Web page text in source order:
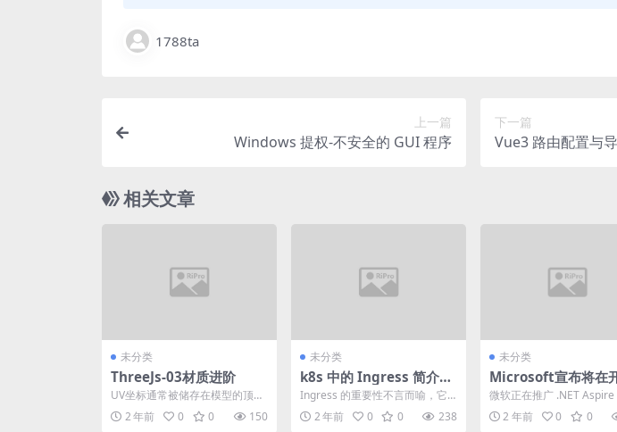
1788ta
上一篇
Windows 提权-不安全的 GUI 程序
下一篇
Vue3 路由配置与
相关文章
未分类
ThreeJs-03材质进阶
UV坐标通常被储存在模型的顶点
属性中，并与其他属性（如顶点
位置、法线向量等）一起...
2 年前 0 0 150
未分类
k8s 中的 Ingress 简介
【k8s 系列之三】
Ingress 的重要性不言而喻，它
不仅统一了集群对外访问的入
口，还提供了高级路...
2 年前 0 0 238
未分类
Microsoft宣布将在
人员会议上专注于
spire
微软正在推广 .NET Aspire
是一个针对云原生的堆栈
构建可观察的...
2 年前 0 0